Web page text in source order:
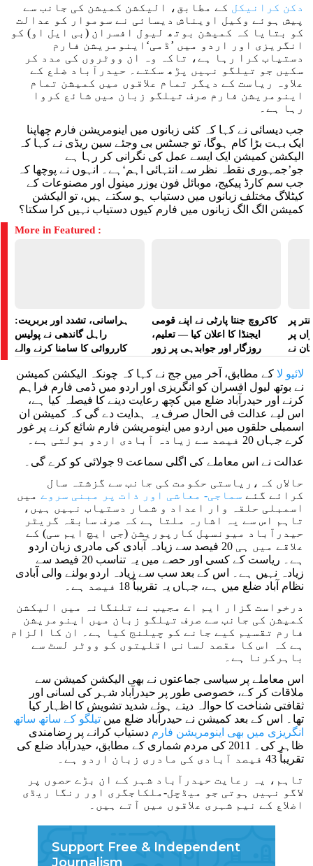
دکن کرانیکل کے مطابق، الیکشن کمیشن کی جانب سے
پیش ہوئے وکیل اویناش دیسائی نے سوموار کو عدالت
کو بتایا کہ کمیشن بوتھ لیول افسران (بی ایل او) کو
انگریزی اور اردو میں ’ڈمی‘اینومریشن فارم
دستیاب کرا رہا ہے، تاکہ وہ ان ووٹروں کی مدد کر
سکیں جو تیلگو نہیں پڑھ سکتے۔ حیدرآباد ضلع کے
علاوہ ریاست کے دیگر تمام علاقوں میں کمیشن تمام
اینومریشن فارم صرف تیلگو زبان میں شائع کروا
رہا ہے۔
جب دیسائی نے کہا کہ کئی زبانوں میں اینومریشن فارم چھاپنا
ایک بہت بڑا کام ہوگا، تو جسٹس بی وجئے سین ریڈی نے کہا کہ
الیکشن کمیشن ایک ایسے عمل کی نگرانی کر رہا ہے
جو’جمہوری نقطہ نظر سے انتہائی اہم‘ہے۔ انہوں نے پوچھا کہ
جب سم کارڈ پیکیج، موبائل فون یوزر مینول اور مصنوعات کے
کیٹلاگ مختلف زبانوں میں دستیاب ہو سکتے ہیں، تو الیکشن
کمیشن الگ الگ زبانوں میں فارم کیوں دستیاب نہیں کرا سکتا؟
More in Featured :
ہراسانی، تشدد اور بربریت:
راہل گاندھی نے پولیس
کارروائی کا سامنا کرنے والے
کاکروچ جنتا پارٹی نے اپنے قومی
ایجنڈا کا اعلان کیا — تعلیم،
روزگار اور جوابدہی پر زور
پر
پر
نے
لائیو لا کے مطابق، آخر میں جج نے کہا کہ چونکہ الیکشن کمیشن
نے بوتھ لیول افسران کو انگریزی اور اردو میں ڈمی فارم فراہم
کرنے اور حیدرآباد ضلع میں کچھ رعایت دینے کا فیصلہ کیا ہے،
اس لیے عدالت فی الحال صرف یہ ہدایت دے گی کہ کمیشن ان
اسمبلی حلقوں میں اردو میں اینومریشن فارم شائع کرنے پر غور
کرے جہاں 20 فیصد سے زیادہ آبادی اردو بولتی ہے۔
عدالت نے اس معاملے کی اگلی سماعت 9 جولائی کو کرے گی۔
حالاں کہ،ریاستی حکومت کی جانب سے گزشتہ سال
کرائے گئے سماجی- معاشی اور ذات پر مبنی سروے میں
اسمبلی حلقہ وار اعداد و شمار دستیاب نہیں ہیں،
تاہم اس سے یہ اشارہ ملتا ہے کہ صرف سابقہ گریٹر
حیدرآباد میونسپل کارپوریشن (جی ایچ ایم سی) کے
علاقے میں ہی 20 فیصد سے زیادہ آبادی کی مادری زبان اردو
ہے۔ ریاست کے کسی اور حصے میں یہ تناسب 20 فیصد سے
زیادہ نہیں ہے۔ اس کے بعد سب سے زیادہ اردو بولنے والی آبادی
نظام آباد ضلع میں ہے، جہاں یہ تقریباً 18 فیصد ہے۔
درخواست گزار ایم اے مجیب نے تلنگانہ میں الیکشن
کمیشن کی جانب سے صرف تیلگو زبان میں اینومریشن
فارم تقسیم کیے جانے کو چیلنج کیا ہے۔ ان کا الزام
ہے کہ اس کا مقصد لسانی اقلیتوں کو ووٹر لسٹ سے
باہرکرنا ہے۔
اس معاملے پر سیاسی جماعتوں نے بھی الیکشن کمیشن سے
ملاقات کر کے، خصوصی طور پر حیدرآباد شہر کی لسانی اور
ثقافتی شناخت کا حوالہ دیتے ہوئے شدید تشویش کا اظہار کیا
تھا۔ اس کے بعد کمیشن نے حیدرآباد ضلع میںتیلگو کے ساتھ ساتھ
انگریزی میں بھی اینومریشن فارم دستیاب کرانے پر رضامندی
ظاہر کی۔ 2011 کی مردم شماری کے مطابق، حیدرآباد ضلع کی
تقریباً 43 فیصد آبادی کی مادری زبان اردو ہے۔
تاہم، یہ رعایت حیدرآباد شہر کے ان بڑے حصوں پر
لاگو نہیں ہوتی جو میڈچل-ملکاجگری اور رنگا ریڈی
اضلاع کے نیم شہری علاقوں میں آتے ہیں۔
Support Free & Independent
Journalism